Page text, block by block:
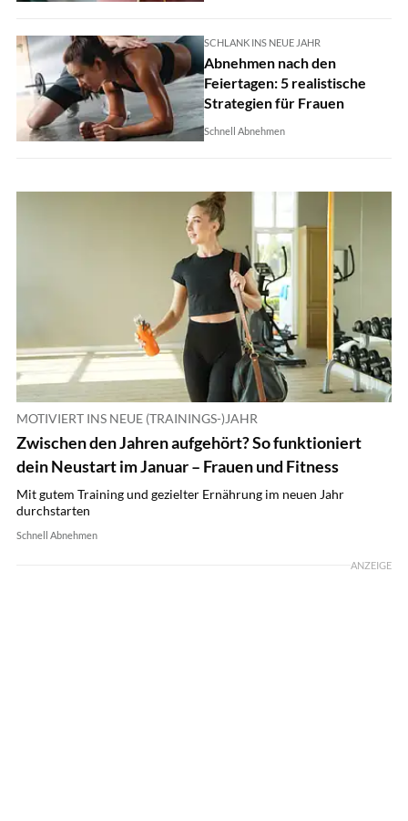
SCHLANK INS NEUE JAHR
Abnehmen nach den
Feiertagen: 5 realistische
Strategien für Frauen
Schnell Abnehmen
MOTIVIERT INS NEUE (TRAININGS-)JAHR
Zwischen den Jahren aufgehört? So funktioniert
dein Neustart im Januar – Frauen und Fitness
Mit gutem Training und gezielter Ernährung im neuen Jahr
durchstarten
Schnell Abnehmen
ANZEIGE